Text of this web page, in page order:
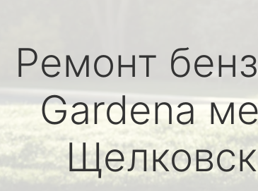
Ремонт
Gardena